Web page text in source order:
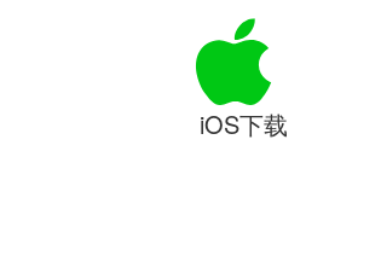
iOS下载